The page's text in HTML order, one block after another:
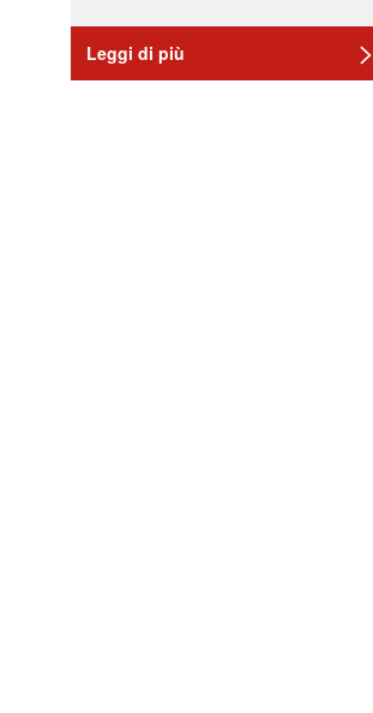
Leggi di più